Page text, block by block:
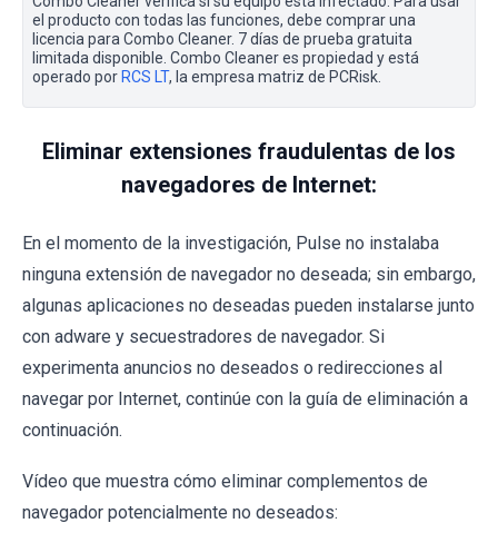
el producto con todas las funciones, debe comprar una
licencia para Combo Cleaner. 7 días de prueba gratuita
limitada disponible. Combo Cleaner es propiedad y está
operado por RCS LT, la empresa matriz de PCRisk.
Eliminar extensiones fraudulentas de los
navegadores de Internet:
En el momento de la investigación, Pulse no instalaba
ninguna extensión de navegador no deseada; sin embargo,
algunas aplicaciones no deseadas pueden instalarse junto
con adware y secuestradores de navegador. Si
experimenta anuncios no deseados o redirecciones al
navegar por Internet, continúe con la guía de eliminación a
continuación.
Vídeo que muestra cómo eliminar complementos de
navegador potencialmente no deseados: